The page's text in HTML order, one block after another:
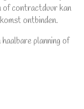
of contractduur kan
ontbinden.
planning of